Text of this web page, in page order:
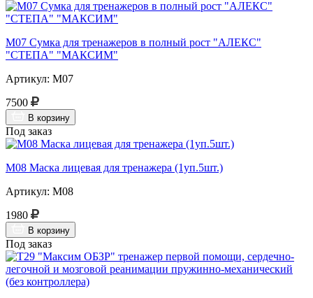
М07 Сумка для тренажеров в полный рост "АЛЕКС"
"СТЕПА" "МАКСИМ"
Артикул: М07
7500
В корзину
Под заказ
М08 Маска лицевая для тренажера (1уп.5шт.)
Артикул: М08
1980
В корзину
Под заказ